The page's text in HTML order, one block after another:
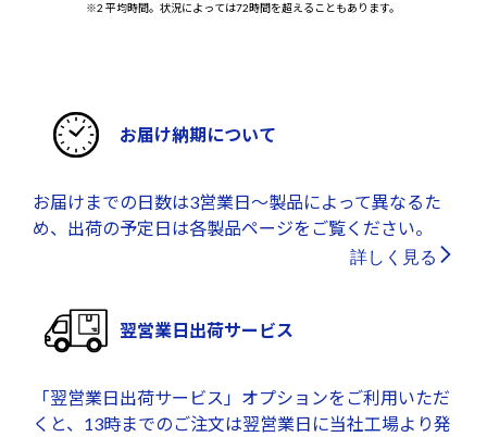
※2 平均時間。状況によっては72時間を超えることもあります。
お届け納期について
お届けまでの日数は3営業日～製品によって異なるた
め、出荷の予定日は各製品ページをご覧ください。
詳しく見る
翌営業日出荷サービス
「翌営業日出荷サービス」オプションをご利用いただ
くと、13時までのご注文は翌営業日に当社工場より発